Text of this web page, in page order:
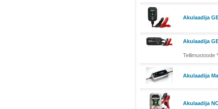
Akulaadija
Akulaadija
Tellimustoode *
Akulaadija
Akulaadija